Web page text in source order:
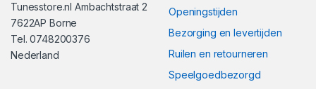
Tunesstore.nl Ambachtstraat 2
7622AP Borne
Tel. 0748200376
Nederland
Openingstijden
Bezorging en levertijden
Ruilen en retourneren
Speelgoedbezorgd